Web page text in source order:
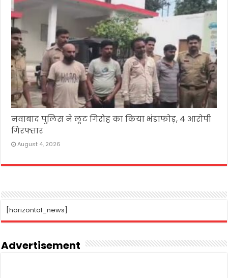
नवाबाद पुलिस ने लूट गिरोह का किया भंडाफोड़, 4 आरोपी
गिरफ्तार
August 4, 2026
[horizontal_news]
Advertisement